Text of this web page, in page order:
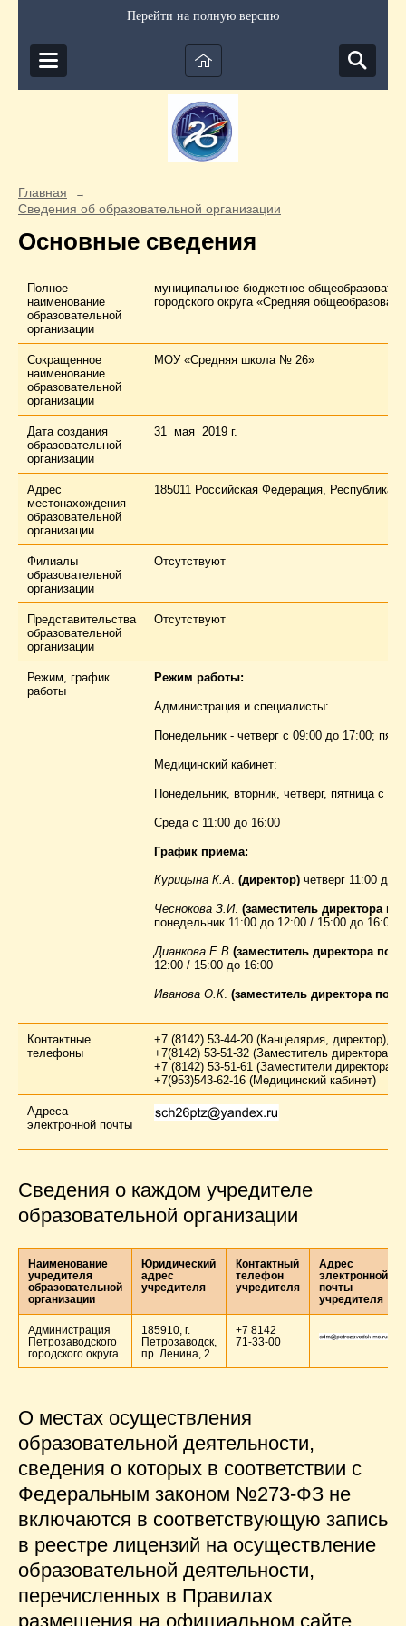
Перейти на полную версию
Главная →
Сведения об образовательной организации
Основные сведения
Полное
наименование
образовательной
организации
муниципальное бюджетное
городского округа «Средняя
Сокращенное
наименование
образовательной
организации
МОУ «Средняя школа № 26»
Дата создания
образовательной
организации
31 мая 2019 г.
Адрес
местонахождения
образовательной
организации
185011 Российская Федерация, Республика
Филиалы
образовательной
организации
Отсутствуют
Представительства
образовательной
организации
Отсутствуют
Режим, график
работы
Режим работы:
Администрация и специалисты:
Понедельник - четверг с 09:00 до 17:00;
Медицинский кабинет:
Понедельник, вторник, четверг, пятница с
Среда с 11:00 до 16:00
График приема:
Курицына К.А. (директор) четверг 11:00 до
Чеснокова З.И. (заместитель директора
понедельник 11:00 до 12:00 / 15:00 до 16:00
Дианкова Е.В.(заместитель директора по
12:00 / 15:00 до 16:00
Иванова О.К (заместитель директора по
Контактные
телефоны
+7 (8142) 53-44-20 (Канцелярия, директор),
+7(8142) 53-51-32 (Заместитель директора
+7 (8142) 53-51-61 (Заместители директора
+7(953)543-62-16 (Медицинский кабинет)
Адреса
электронной почты
Сведения о каждом учредителе
образовательной организации
Наименование
учредителя
образовательной
организации
Юридический
адрес
учредителя
Контактный
телефон
учредителя
Адрес
электронной
почты
учредителя
Администрация
Петрозаводского
городского округа
185910, г.
Петрозаводск,
пр. Ленина, 2
+7 8142
71‑33-00
О местах осуществления
образовательной деятельности,
сведения о которых в соответствии с
Федеральным законом №273-ФЗ не
включаются в соответствующую запись
в реестре лицензий на осуществление
образовательной деятельности,
перечисленных в Правилах
размещения на официальном сайте